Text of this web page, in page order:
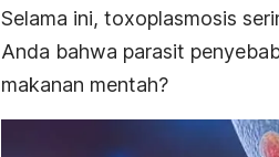
Selama ini, toxoplasmosis
Anda bahwa parasit
makanan mentah?